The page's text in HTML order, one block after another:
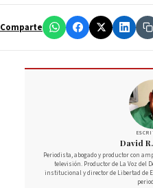
Comparte
David
Periodista, abogado y productor con
televisión. Productor de La Voz del
institucional y director de Libertad de